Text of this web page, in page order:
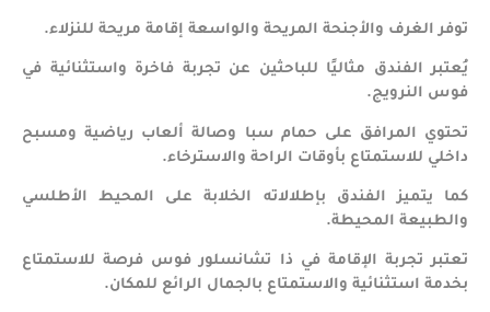
توفر الغرف والأجنحة المريحة والواسعة إقامة مريحة للنزلاء.
يُعتبر الفندق مثاليًا للباحثين عن تجربة فاخرة واستثنائية في
فوس النرويج.
تحتوي المرافق على حمام سبا وصالة ألعاب رياضية ومسبح
داخلي للاستمتاع بأوقات الراحة والاسترخاء.
كما يتميز الفندق بإطلالاته الخلابة على المحيط الأطلسي
والطبيعة المحيطة.
تعتبر تجربة الإقامة في ذا تشانسلور فوس فرصة للاستمتاع
بخدمة استثنائية والاستمتاع بالجمال الرائع للمكان.